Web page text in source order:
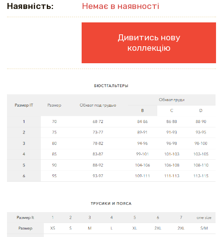
Наявність: Немає в наявності
Дивитись нову
коллекцію